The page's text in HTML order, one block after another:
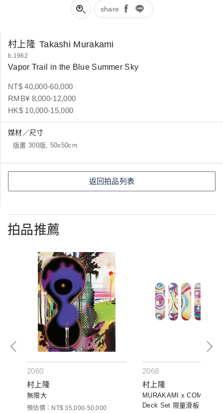
share
村上隆 Takashi Murakami
b.1962
Vapor Trail in the Blue Summer Sky
NT$ 40,000-60,000
RMB¥ 8,000-12,000
HK$ 10,000-15,000
媒材／尺寸
版畫 300版, 50x50cm
返回拍品列表
拍品推薦
2060
村上隆
無限大
預估價：NT$ 35,000-50,000
2068
村上隆
MURAKAMI x
Deck Set 限量滑板 (六件